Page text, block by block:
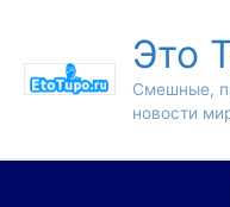
Это
Смешные,
новости